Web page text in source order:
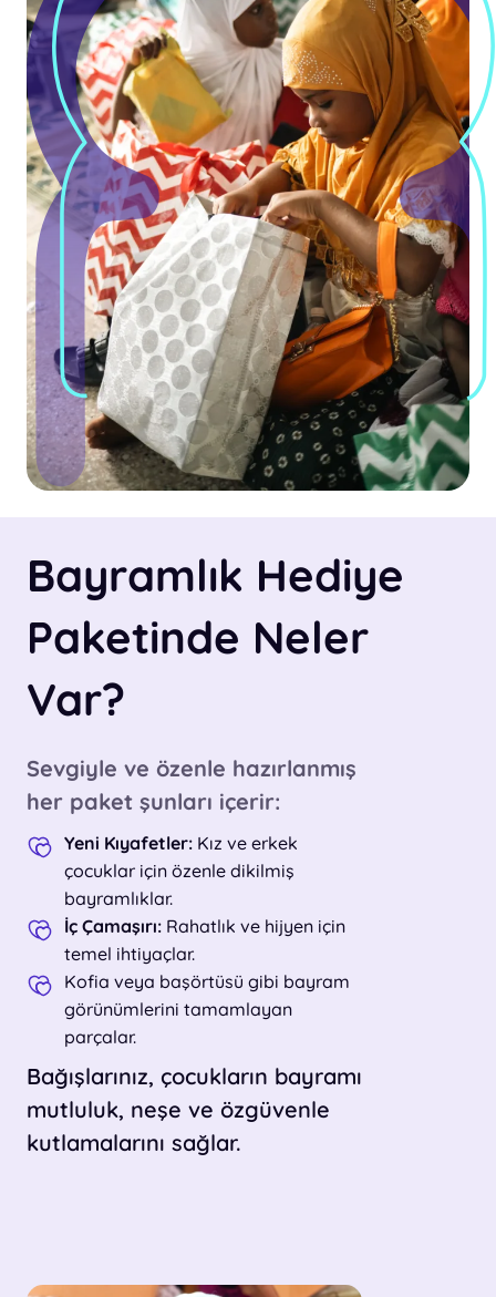
Bayramlık Hediye
Paketinde Neler
Var?
Sevgiyle ve özenle hazırlanmış
her paket şunları içerir:
Yeni Kıyafetler: Kız ve erkek
çocuklar için özenle dikilmiş
bayramlıklar.
İç Çamaşırı: Rahatlık ve hijyen için
temel ihtiyaçlar.
Kofia veya başörtüsü gibi bayram
görünümlerini tamamlayan
parçalar.
Bağışlarınız, çocukların bayramı
mutluluk, neşe ve özgüvenle
kutlamalarını sağlar.